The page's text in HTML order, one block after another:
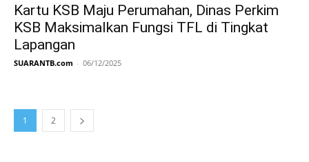
Kartu KSB Maju Perumahan, Dinas Perkim
KSB Maksimalkan Fungsi TFL di Tingkat
Lapangan
SUARANTB.com - 06/12/2025
1 2